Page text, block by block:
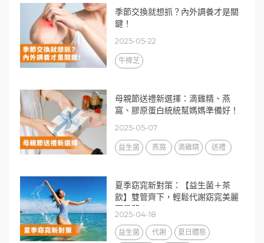
季節交換就想抓？內外調養才是關
鍵！
2025-05-22
牛樟芝
母親節送禮新選擇：滴雞精、燕
窩、膠原蛋白統統幫媽媽準備好！
2025-05-07
益生菌 燕窩 滴雞精 送禮
夏季窈窕新對策：【益生菌＋茶
飲】雙管齊下，輕鬆代謝窈窕美麗
不是夢！
2025-04-18
益生菌 代謝
夏日體態